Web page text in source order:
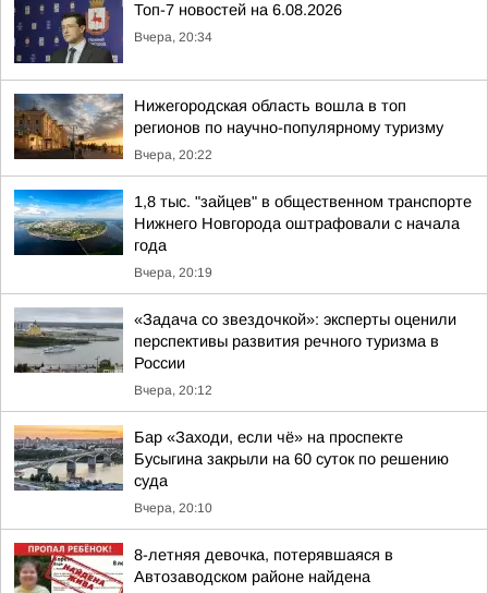
Топ-7 новостей на 6.08.2026
Вчера, 20:34
Нижегородская область вошла в топ
регионов по научно-популярному туризму
Вчера, 20:22
1,8 тыс. "зайцев" в общественном транспорте
Нижнего Новгорода оштрафовали с начала
года
Вчера, 20:19
«Задача со звездочкой»: эксперты оценили
перспективы развития речного туризма в
России
Вчера, 20:12
Бар «Заходи, если чё» на проспекте
Бусыгина закрыли на 60 суток по решению
суда
Вчера, 20:10
8-летняя девочка, потерявшаяся в
Автозаводском районе найдена